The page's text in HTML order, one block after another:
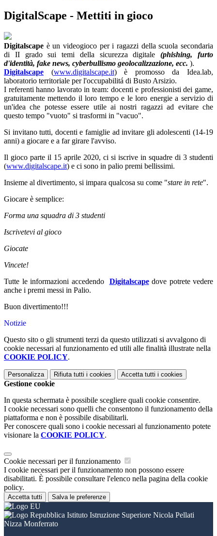
DigitalScape - Mettiti in gioco
Digitalscape è un videogioco per i ragazzi della scuola secondaria
di II grado sui temi della sicurezza digitale(phishing, furto
d'identità, fake news, cyberbullismo geolocalizzazione, ecc. ).
Digitalscape (www.digitalscape.it) è promosso da Idea.lab,
laboratorio territoriale per l'occupabilitá di Busto Arsizio.
I referenti hanno lavorato in team: docenti e professionisti dei game,
gratuitamente mettendo il loro tempo e le loro energie a servizio di
un'idea che potesse essere utile ai nostri ragazzi ad evitare che
questo tempo "vuoto" si trasformi in "vacuo".
Si invitano tutti, docenti e famiglie ad invitare gli adolescenti (14-19
anni) a giocare e a far girare l'avviso.
Il gioco parte il 15 aprile 2020, ci si iscrive in squadre di 3 studenti
(www.digitalscape.it) e ci sono in palio premi bellissimi.
Insieme al divertimento, si impara qualcosa su come "stare in rete".
Giocare è semplice:
Forma una squadra di 3 studenti
Iscrivetevi al gioco
Giocate
Vincete!
Tutte le informazioni accedendo Digitalscape dove potrete vedere
anche i premi messi in Palio.
Buon divertimento!!!
Notizie
Questo sito o gli strumenti terzi da questo utilizzati si avvalgono di
cookie necessari al funzionamento ed utili alle finalità illustrate nella
COOKIE POLICY.
Personalizza Rifiuta tutti i cookies Accetta tutti i cookies
Gestione cookie
In questa schermata è possibile scegliere quali cookie consentire.
I cookie necessari sono quelli che consentono il funzionamento della
piattaforma e non è possibile disabilitarli.
Per conoscere quali sono i cookie necessari al funzionamento potete
visionare la COOKIE POLICY.
Cookie necessari per il funzionamento
I cookie necessari per il funzionamento non possono essere
disabilitati. È possibile consultare l'elenco nella pagina della cookie
policy.
Accetta tutti Salva le preferenze
Istituto Istruzione Superiore Nicola Pellati
Nizza Monferrato